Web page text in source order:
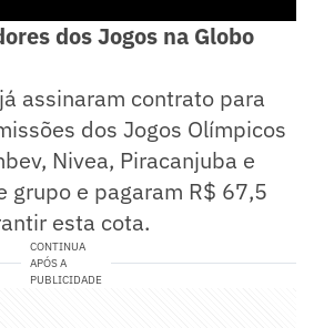
dos Jogos na Globo
assinaram contrato para
dos Jogos Olímpicos
Nivea, Piracanjuba e
grupo e pagaram R$ 67,5
esta cota.
CONTINUA
APÓS A
PUBLICIDADE